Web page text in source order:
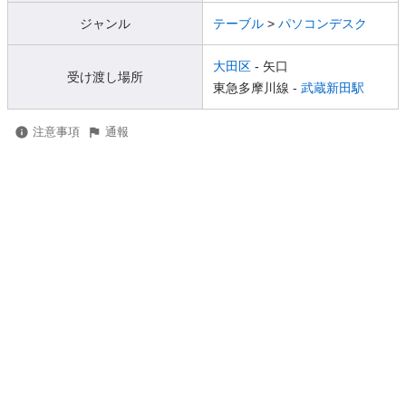
ジャンル テーブル > パソコンデスク
受け渡し場所
大田区 - 矢口
東急多摩川線 - 武蔵新田駅
注意事項 通報